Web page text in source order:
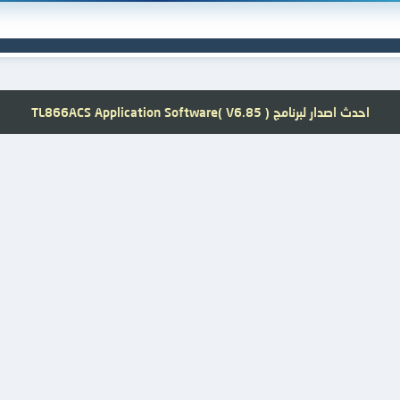
احدث اصدار لبرنامج TL866ACS Application Software( V6.85 )